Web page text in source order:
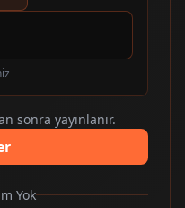
sonra yayınlanır.
Yok